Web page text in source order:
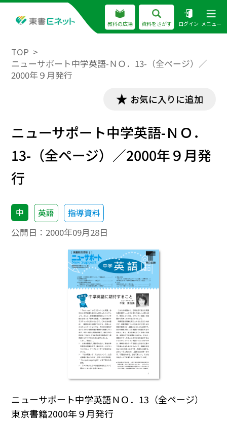
教科の広場 資料をさがす ログイン メニュー
TOP
ニューサポート中学英語-ＮＯ．13-（全ページ）／
2000年９月発行
お気に入りに追加
ニューサポート中学英語-ＮＯ．
13-（全ページ）／2000年９月発
行
中 英語 指導資料
公開日： 2000年09月28日
ニューサポート中学英語ＮＯ．13（全ページ）
東京書籍2000年９月発行